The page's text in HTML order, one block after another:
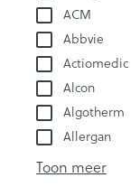
ACM
Abbvie
Actiomedic
Alcon
Algotherm
Allergan
Toon meer